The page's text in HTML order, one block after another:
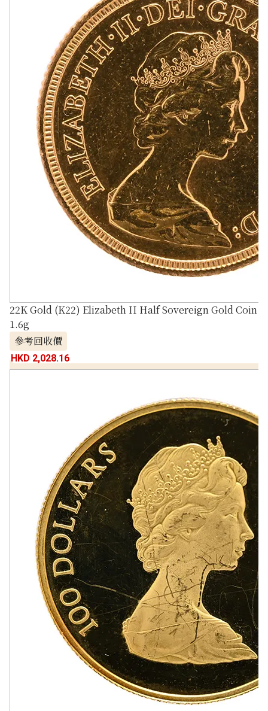
22K Gold (K22) Elizabeth II Half Sovereign Gold Coin
1.6g
參考回收價
HKD 2,028.16